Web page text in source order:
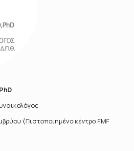
(Πιστοποιημένο κέντρο FMF